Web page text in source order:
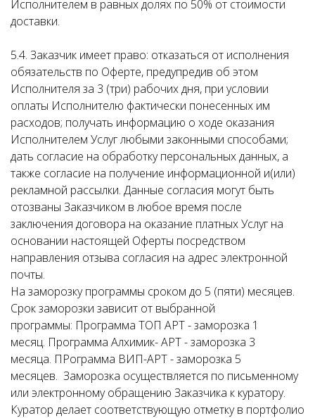
Исполнителем в равных долях по 50% от стоимости
доставки.
5.4. Заказчик имеет право: отказаться от исполнения
обязательств по Оферте, предупредив об этом
Исполнителя за 3 (три) рабочих дня, при условии
оплаты Исполнителю фактически понесенных им
расходов; получать информацию о ходе оказания
Исполнителем Услуг любыми законными способами;
дать согласие на обработку персональных данных, а
также согласие на получение информационной и(или)
рекламной рассылки. Данные согласия могут быть
отозваны Заказчиком в любое время после
заключения договора на оказание платных Услуг на
основании настоящей Оферты посредством
направления отзыва согласия на адрес электронной
почты.
На заморозку программы сроком до 5 (пяти) месяцев.
Срок заморозки зависит от выбранной
программы: Программа ТОП АРТ - заморозка 1
месяц. Программа Алхимик- АРТ - заморозка 3
месяца. ПРограмма ВИП-АРТ - заморозка 5
месяцев. Заморозка осуществляется по письменному
или электронному обращению Заказчика к куратору.
Куратор делает соответствующую отметку в портфолио